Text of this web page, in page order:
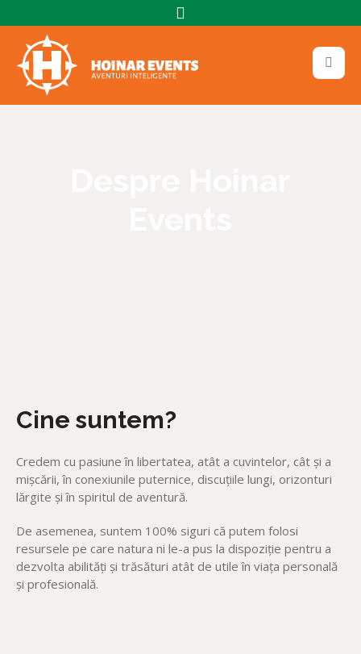
Cine suntem?
Credem cu pasiune în libertatea, atât a cuvintelor, cât şi a
mişcării, în conexiunile puternice, discuţiile lungi, orizonturi
lărgite şi în spiritul de aventură.
De asemenea, suntem 100% siguri că putem folosi
resursele pe care natura ni le-a pus la dispoziţie pentru a
dezvolta abilităţi şi trăsături atât de utile în viaţa personală
şi profesională.